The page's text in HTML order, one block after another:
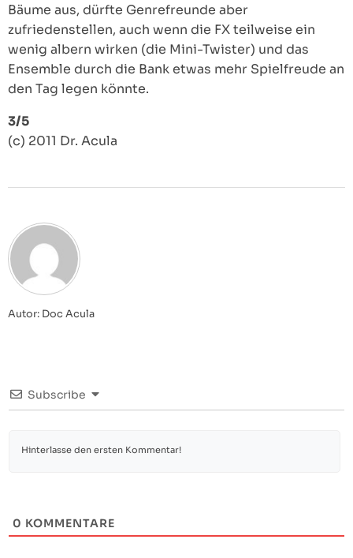
Bäume aus, dürfte Genrefreunde aber
zufriedenstellen, auch wenn die FX teilweise ein
wenig albern wirken (die Mini-Twister) und das
Ensemble durch die Bank etwas mehr Spielfreude an
den Tag legen könnte.
3/5
(c) 2011 Dr. Acula
Autor: Doc Acula
Subscribe
0 KOMMENTARE